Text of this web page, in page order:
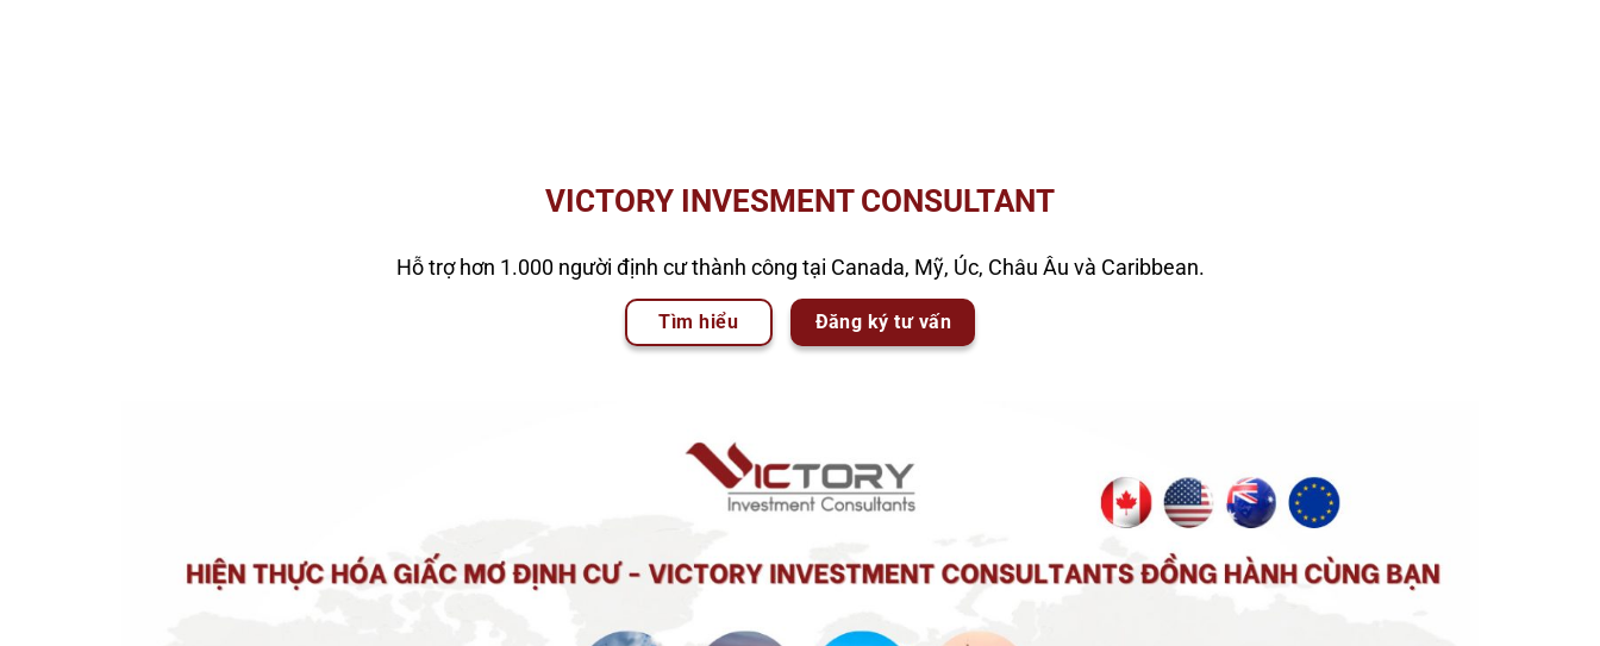
VICTORY INVESMENT CONSULTANT
Hỗ trợ hơn 1.000 người định cư thành công tại Canada, Mỹ, Úc, Châu Âu và Caribbean.
Tìm hiểu Đăng ký tư vấn